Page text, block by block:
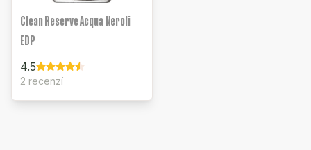
Clean Reserve Acqua Neroli
EDP
4.5
2 recenzí